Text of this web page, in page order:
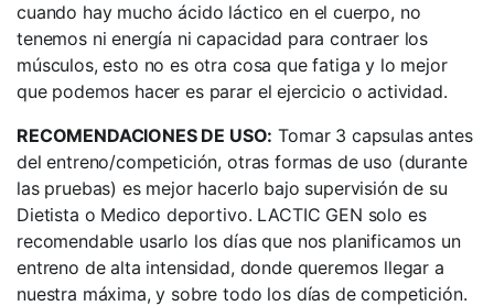
cuando hay mucho ácido láctico en el cuerpo, no
tenemos ni energía ni capacidad para contraer los
músculos, esto no es otra cosa que fatiga y lo mejor
que podemos hacer es parar el ejercicio o actividad.
RECOMENDACIONES DE USO: Tomar 3 capsulas antes
del entreno/competición, otras formas de uso (durante
las pruebas) es mejor hacerlo bajo supervisión de su
Dietista o Medico deportivo. LACTIC GEN solo es
recomendable usarlo los días que nos planificamos un
entreno de alta intensidad, donde queremos llegar a
nuestra máxima, y sobre todo los días de competición.